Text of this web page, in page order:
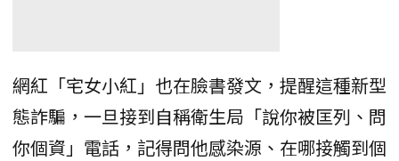
網紅「宅女小紅」也在臉書發文，提醒這種新型
態詐騙，一旦接到自稱衛生局「說你被匡列、問
你個資」電話，記得問他感染源、在哪接觸到個